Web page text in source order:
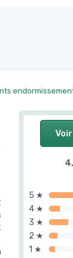
5 ★
4 ★
3 ★
2 ★
1 ★